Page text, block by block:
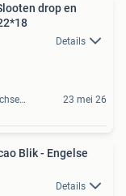
Details
Haren ( Ems ) Niedersachsen, DE 23 mei 26
Blik - Engelse
Details